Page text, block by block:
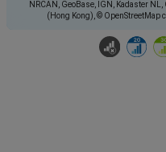
NRCAN, GeoBase, IGN, Kadaster
(Hong Kong), © OpenStreetMap